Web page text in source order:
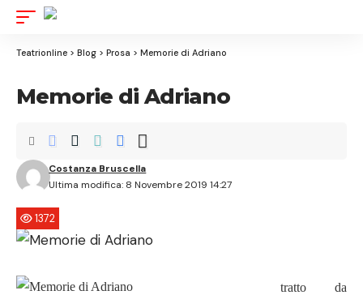
Teatrionline > Blog > Prosa > Memorie di Adriano
Memorie di Adriano
Ultima modifica: 8 Novembre 2019 14:27
Costanza Bruscella
1372
tratto da